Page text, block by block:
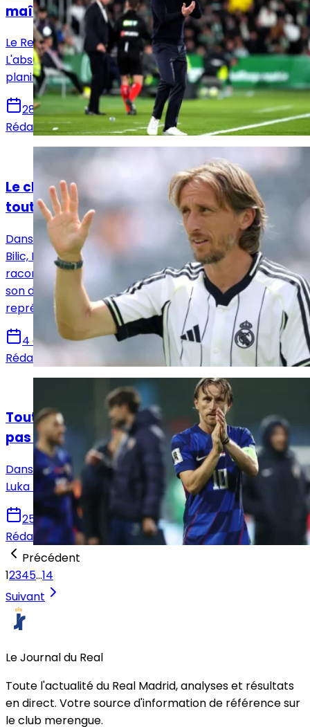
maître du jeu
Le Real Madrid cherche son nouveau métronome.
L'absence de Modric et Kroos pèse lourd, et le club
planifie l'avenir pour retrouver un cerveau tactique.
28 décembre 2025
Rédaction Le Journal du Real
Actualités
Le club anglais dans lequel Luka Modric était
tout proche de signer
Dans une longue conversation avec son ami Slaven
Bilic, Luka Modrić a ouvert son cœur. Le Croate a
raconté les coulisses de son arrivée au Real Madrid,
son départ cet été, mais aussi sa vision de ce que
représente le club dans la carrière d’un joueur.
4 décembre 2025
Rédaction Le Journal du Real
Tout autre club que le Real Madrid "est un
pas en arrière", selon Modric
Dans une interview accordée à la télévision croate,
Luka Modric a déclaré sa flamme au Real Madrid.
25 novembre 2025
Rédaction Le Journal du Real
Précédent
12345…14
Suivant
Le Journal du Real
Toute l'actualité du Real Madrid, analyses et résultats
en direct. Votre source d'information de référence sur
le club merengue.